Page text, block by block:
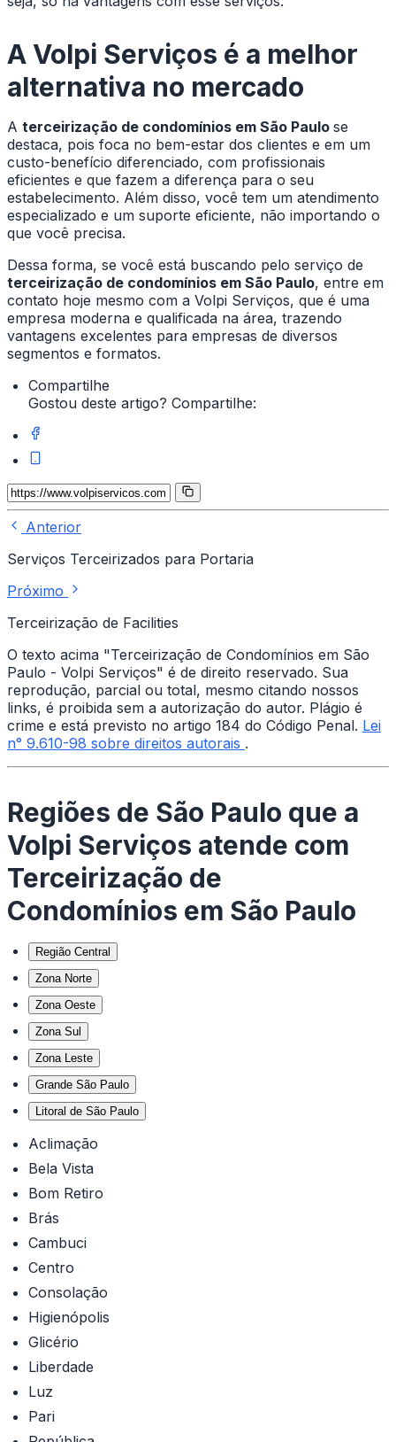
A Volpi Serviços é a melhor
alternativa no mercado
A terceirização de condomínios em São Paulo se
destaca, pois foca no bem-estar dos clientes e em um
custo-benefício diferenciado, com profissionais
eficientes e que fazem a diferença para o seu
estabelecimento. Além disso, você tem um atendimento
especializado e um suporte eficiente, não importando o
que você precisa.
Dessa forma, se você está buscando pelo serviço de
terceirização de condomínios em São Paulo, entre em
contato hoje mesmo com a Volpi Serviços, que é uma
empresa moderna e qualificada na área, trazendo
vantagens excelentes para empresas de diversos
segmentos e formatos.
Compartilhe
Gostou deste artigo? Compartilhe:
Anterior
Serviços Terceirizados para Portaria
Próximo
Terceirização de Facilities
O texto acima "Terceirização de Condomínios em São
Paulo - Volpi Serviços" é de direito reservado. Sua
reprodução, parcial ou total, mesmo citando nossos
links, é proibida sem a autorização do autor. Plágio é
crime e está previsto no artigo 184 do Código Penal. Lei
n° 9.610-98 sobre direitos autorais .
Regiões de São Paulo que a
Volpi Serviços atende com
Terceirização de
Condomínios em São Paulo
Região Central
Zona Norte
Zona Oeste
Zona Sul
Zona Leste
Grande São Paulo
Litoral de São Paulo
Aclimação
Bela Vista
Bom Retiro
Brás
Cambuci
Centro
Consolação
Higienópolis
Glicério
Liberdade
Luz
Pari